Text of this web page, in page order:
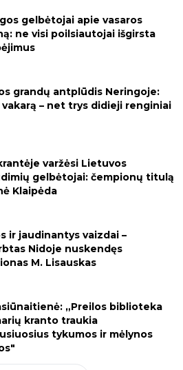
gelbėtojai apie vasaros
ne visi poilsiautojai išgirsta
grandų antplūdis Neringoje:
vakarą – net trys didieji renginiai
varžėsi Lietuvos
gelbėtojai: čempionų titulą
Klaipėda
ir jaudinantys vaizdai –
Nidoje nuskendęs
M. Lisauskas
„Preilos biblioteka
kranto traukia
tykumos ir mėlynos